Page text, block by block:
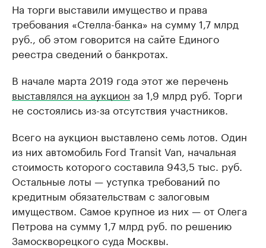
На торги выставили имущество и права
требования «Стелла-банка» на сумму 1,7 млрд
руб., об этом говорится на сайте Единого
реестра сведений о банкротах.
В начале марта 2019 года этот же перечень
выставлялся на аукцион за 1,9 млрд руб. Торги
не состоялись из-за отсутствия участников.
Всего на аукцион выставлено семь лотов. Один
из них автомобиль Ford Transit Van, начальная
стоимость которого составила 943,5 тыс. руб.
Остальные лоты — уступка требований по
кредитным обязательствам с залоговым
имуществом. Самое крупное из них — от Олега
Петрова на сумму 1,7 млрд руб. по решению
Замоскворецкого суда Москвы.